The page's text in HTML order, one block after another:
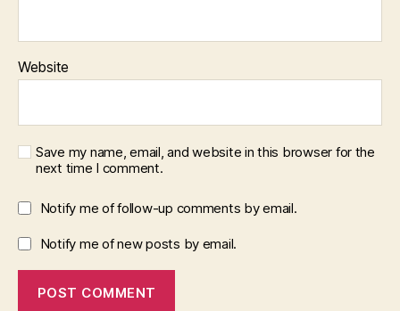
Website
Save my name, email, and website in this browser for the
next time I comment.
Notify me of follow-up comments by email.
Notify me of new posts by email.